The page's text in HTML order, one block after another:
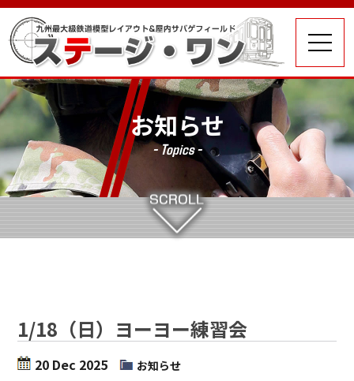
お知らせ
- Topics -
1/18（日）ヨーヨー練習会
20 Dec 2025 お知らせ